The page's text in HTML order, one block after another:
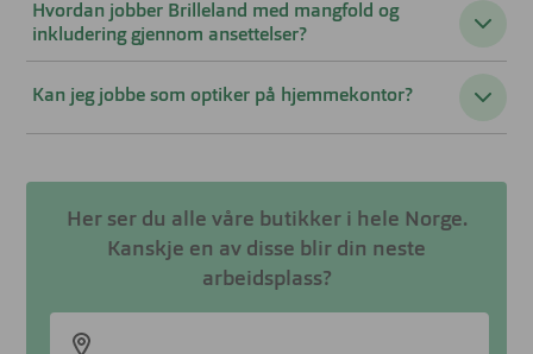
Hvordan jobber Brilleland med mangfold og
inkludering gjennom ansettelser?
Kan jeg jobbe som optiker på hjemmekontor?
Her ser du alle våre butikker i hele Norge.
Kanskje en av disse blir din neste
arbeidsplass?